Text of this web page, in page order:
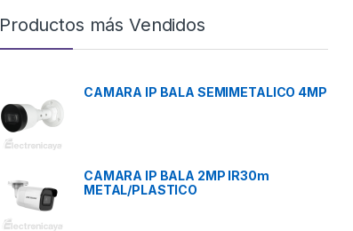
Productos más Vendidos
CAMARA IP BALA SEMIMETALICO 4MP
CAMARA IP BALA 2MP IR30m
METAL/PLASTICO